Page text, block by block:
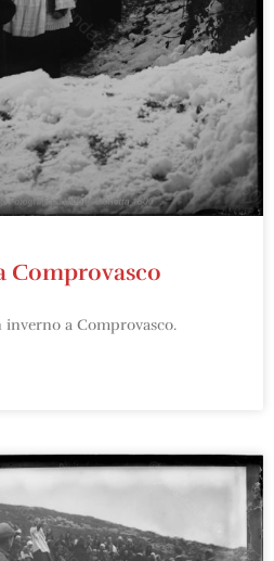
Comprovasco
a Comprovasco.